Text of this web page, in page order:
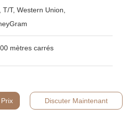
T/T, Western Union,
mètres carrés
Discuter Maintenant